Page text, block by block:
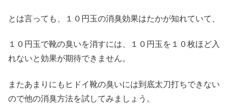
とは言っても、１０円玉の消臭効果はたかが知れていて、
１０円玉で靴の臭いを消すには、１０円玉を１０枚ほど入
れないと効果が期待できません。
またあまりにもヒドイ靴の臭いには到底太刀打ちできない
ので他の消臭方法を試してみましょう。